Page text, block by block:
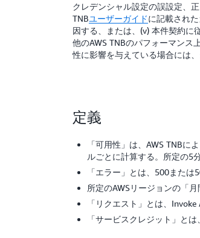
クレデンシャル設定の誤設定、
TNBユーザーガイドに記載され
因する、または、(v) 本件契約に
他のAWS TNBのパフォーマンス
性に影響を与えている場合には
定義
「可用性」は、AWS TNB
ルごとに計算する。所定の5
「エラー」とは、500または
所定のAWSリージョンの「
「リクエスト」とは、
「サービスクレジット」と